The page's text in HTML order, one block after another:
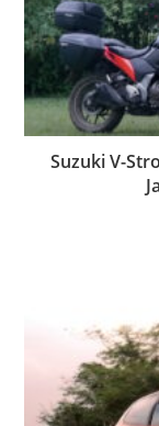
Suzuki V-